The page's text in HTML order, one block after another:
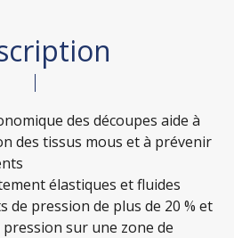
des découpes aide à
des tissus mous et à prévenir
élastiques et fluides
de pression de plus de 20 % et
sur une zone de